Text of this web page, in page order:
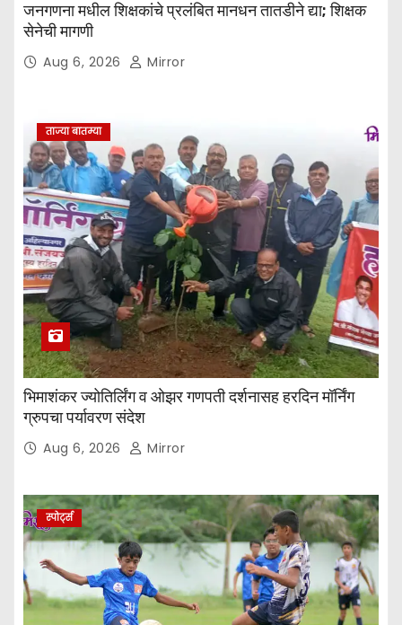
जनगणना मधील शिक्षकांचे प्रलंबित मानधन तातडीने द्या; शिक्षक
सेनेची मागणी
Aug 6, 2026 Mirror
ताज्या बातम्या
भिमाशंकर ज्योतिर्लिंग व ओझर गणपती दर्शनासह हरदिन मॉर्निंग
ग्रुपचा पर्यावरण संदेश
Aug 6, 2026 Mirror
स्पोर्ट्स